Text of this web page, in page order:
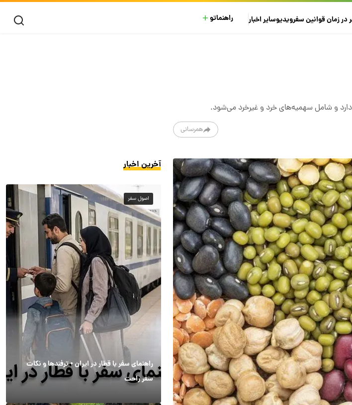
در زمانقوانین سفرویدیوسایراخبار راهنماتو
همرسانی
آخرین اخبار
اصول سفر
راهنمای سفر با قطار در ایران + ترفندها و نکات
سفر راحت